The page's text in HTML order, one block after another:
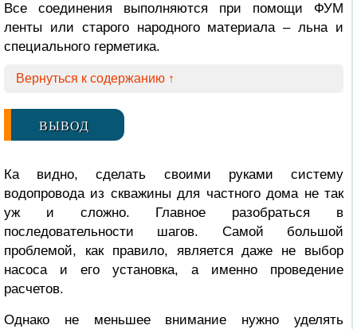
Все соединения выполняются при помощи ФУМ
ленты или старого народного материала – льна и
специального герметика.
Вернуться к содержанию ↑
ВЫВОД
Ка видно, сделать своими руками систему
водопровода из скважины для частного дома не так
уж и сложно. Главное разобраться в
последовательности шагов. Самой большой
проблемой, как правило, является даже не выбор
насоса и его установка, а именно проведение
расчетов.
Однако не меньшее внимание нужно уделять